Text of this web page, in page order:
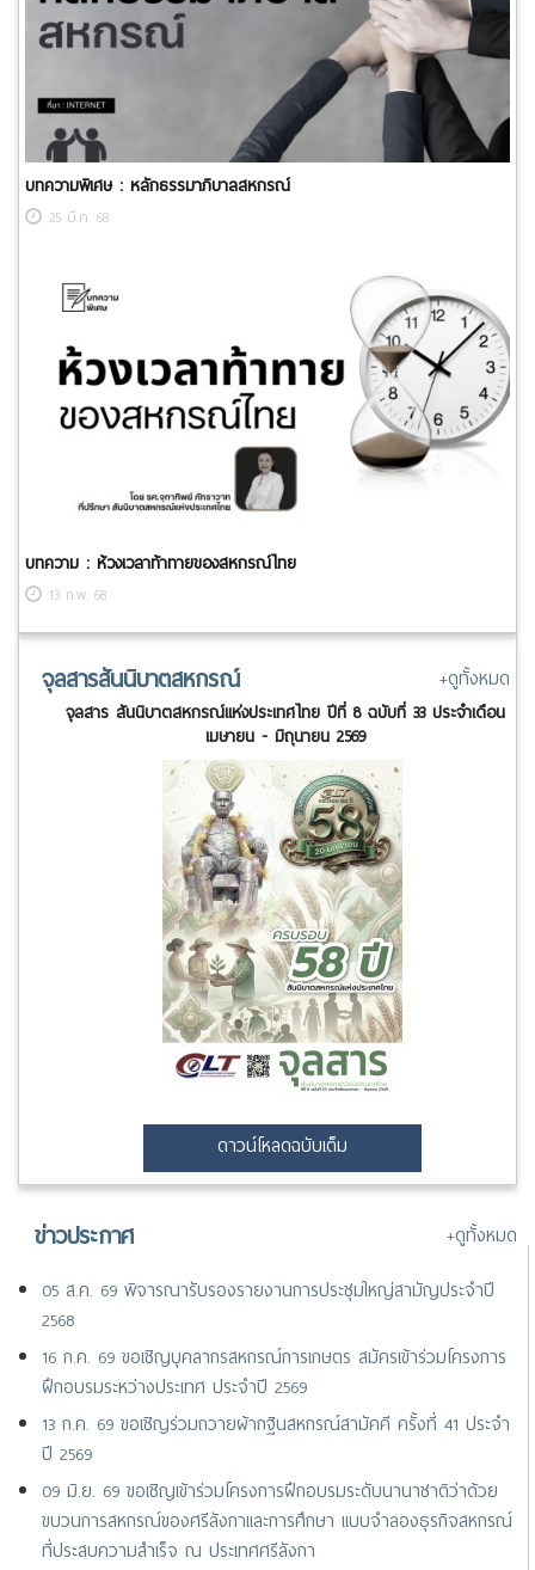
บทความพิเศษ : ​หลักธรรมาภิบาลสหกรณ์
25 มี.ค. 68
บทความ : ห้วงเวลาท้าทายของสหกรณ์ไทย
13 ก.พ. 68
จุลสารสันนิบาตสหกรณ์ +ดูทั้งหมด
จุลสาร สันนิบาตสหกรณ์แห่งประเทศไทย ปีที่ 8 ฉบับที่ 33 ประจำเดือน
เมษายน - มิถุนายน 2569
ดาวน์โหลดฉบับเต็ม
ข่าวประกาศ
+ดูทั้งหมด
05 ส.ค. 69 พิจารณารับรองรายงานการประชุมใหญ่สามัญประจำปี
2568
16 ก.ค. 69 ขอเชิญบุคลากรสหกรณ์การเกษตร สมัครเข้าร่วมโครงการ
ฝึกอบรมระหว่างประเทศ ประจำปี 2569
13 ก.ค. 69 ขอเชิญร่วมถวายผ้ากฐินสหกรณ์สามัคคี ครั้งที่ 41 ประจำ
ปี 2569
09 มิ.ย. 69 ขอเชิญเข้าร่วมโครงการฝึกอบรมระดับนานาชาติว่าด้วย
ขบวนการสหกรณ์ของศรีลังกาและการศึกษา แบบจำลองธุรกิจสหกรณ์
ที่ประสบความสำเร็จ ณ ประเทศศรีลังกา